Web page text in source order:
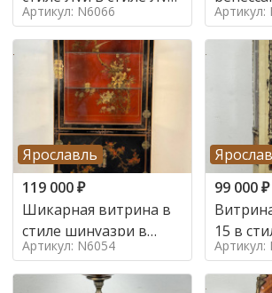
16,
Артикул: N6066 Артикул:
Ярославль
119 000₽
Шикарная витрина в
стиле шинуазри в
стиле шинуазри,
Артикул: N6054
99 000₽
15 в
Артикул: